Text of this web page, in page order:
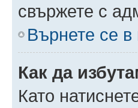
свържете с
Върнете се в
Как да
Като